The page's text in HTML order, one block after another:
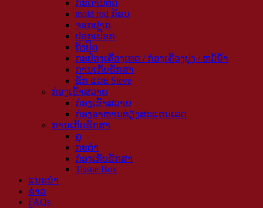
ກະດານຕັດ
mold rod ກ້ອນ
ຈອກປາກ
ປອກເປືອກ
ຖັງປິດ
ກະປ໋ອງເຄື່ອງເທດ / ກ່ອງເຄື່ອງປຸງ / ຫມໍ້ນ້ໍາ
ການເກັບຮັກສາ
ຊັກ ແລະ Sieve
ກ່ອງ​ເຂົ້າ​ສວາຍ
ກ່ອງ​ເຂົ້າ​ສວາຍ
ກ່ອງອາຫານທ່ຽງສະແຕນເລດ
ການເກັບຮັກສາ
ຄຸ
ກະຕ່າ
ກ່ອງເກັບຮັກສາ
Tissue Box
ແນະນຳ
ຂ່າວ
FAQs